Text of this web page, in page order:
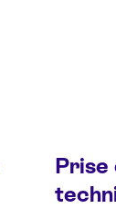
Prise